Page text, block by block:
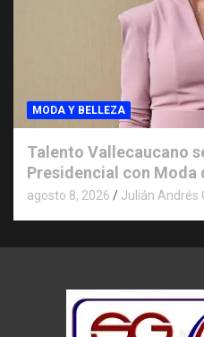
MODA Y BELLEZA
Talento Vallecaucano
Presidencial con Moda
agosto 8, 2026 Julián Andrés